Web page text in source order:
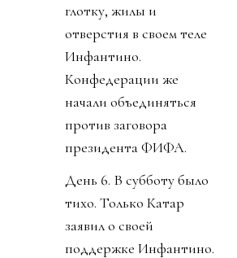
глотку, жилы и
отверстия в своем теле
Инфантино.
Конфедерации же
начали объединяться
против заговора
президента ФИФА.
День 6. В субботу было
тихо. Только Катар
заявил о своей
поддержке Инфантино.